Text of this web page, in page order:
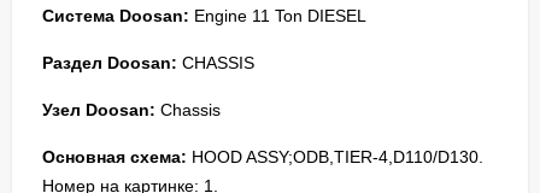
Система Doosan: Engine 11 Ton DIESEL
Раздел Doosan: CHASSIS
Узел Doosan: Chassis
Основная схема: HOOD ASSY;ODB,TIER-4,D110/D130.
Номер на картинке: 1.